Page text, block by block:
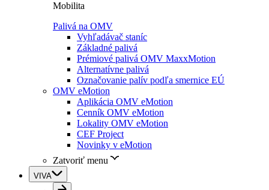
Mobilita
Palivá na OMV
Vyhľadávač staníc
Základné palivá
Prémiové palivá OMV MaxxMotion
Alternatívne palivá
Označovanie palív podľa smernice EÚ
OMV eMotion
Aplikácia OMV eMotion
Cenník OMV eMotion
Lokality OMV eMotion
CEF Project
Novinky v eMotion
Zatvoriť menu
VIVA